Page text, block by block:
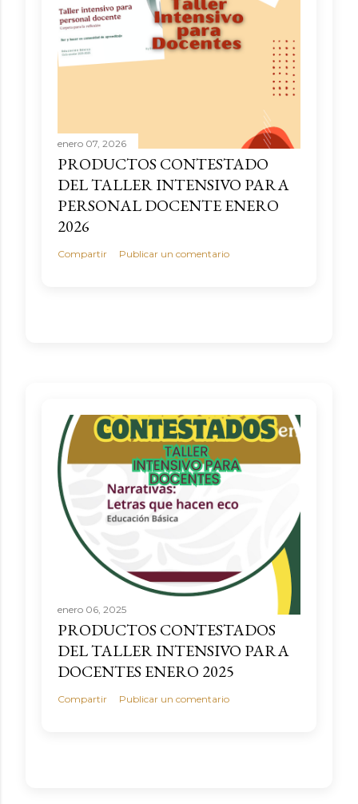
enero 07, 2026
PRODUCTOS CONTESTADO
DEL TALLER INTENSIVO PARA
PERSONAL DOCENTE ENERO
2026
Compartir Publicar un comentario
enero 06, 2025
PRODUCTOS CONTESTADOS
DEL TALLER INTENSIVO PARA
DOCENTES ENERO 2025
Compartir Publicar un comentario